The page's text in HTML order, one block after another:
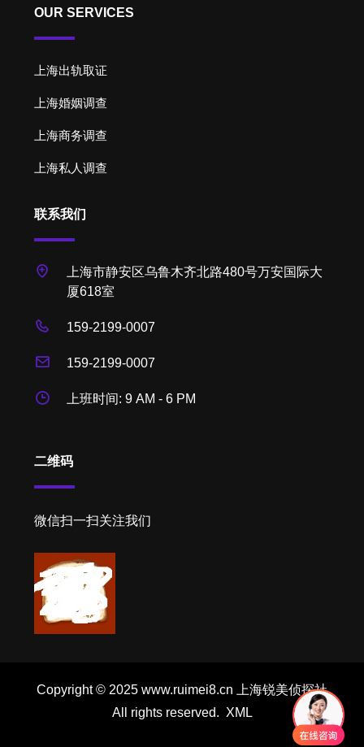
OUR SERVICES
上海出轨取证
上海婚姻调查
上海商务调查
上海私人调查
联系我们
上海市静安区乌鲁木齐北路480号万安国际大
厦618室
159-2199-0007
159-2199-0007
上班时间: 9 AM - 6 PM
二维码
微信扫一扫关注我们
Copyright © 2025 www.ruimei8.cn 上海锐美侦探社
All rights reserved. XML